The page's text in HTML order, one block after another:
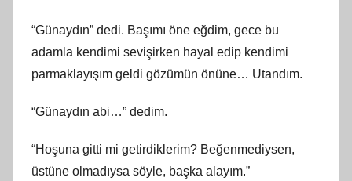
“Günaydın” dedi. Başımı öne eğdim, gece bu
adamla kendimi sevişirken hayal edip kendimi
parmaklayışım geldi gözümün önüne… Utandım.
“Günaydın abi…” dedim.
“Hoşuna gitti mi getirdiklerim? Beğenmediysen,
üstüne olmadıysa söyle, başka alayım.”